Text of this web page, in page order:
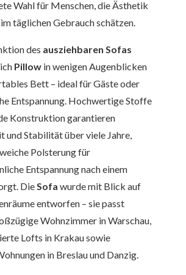
Wahl für Menschen, die Ästhetik
täglichen Gebrauch schätzen.
des ausziehbaren Sofas
Pillow in wenigen Augenblicken
Bett – ideal für Gäste oder
Entspannung. Hochwertige Stoffe
Konstruktion garantieren
und Stabilität über viele Jahre,
Polsterung für
Entspannung nach einem
DieSofa wurde mit Blick auf
entworfen – sie passt
Wohnzimmer in Warschau,
Lofts in Krakau sowie
in Breslau und Danzig.